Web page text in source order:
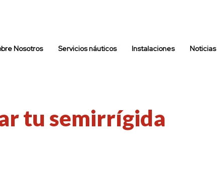
Nosotros Servicios náuticos Instalaciones Noticias
tu semirrígida